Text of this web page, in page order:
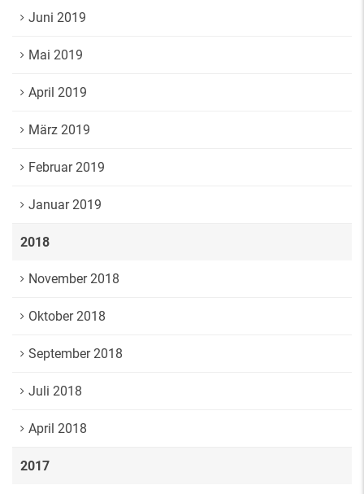
Juni 2019
Mai 2019
April 2019
März 2019
Februar 2019
Januar 2019
2018
November 2018
Oktober 2018
September 2018
Juli 2018
April 2018
2017